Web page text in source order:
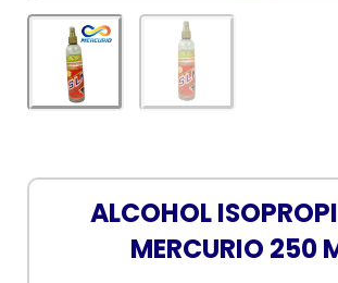
ALCOHOL
MERCURIO 250